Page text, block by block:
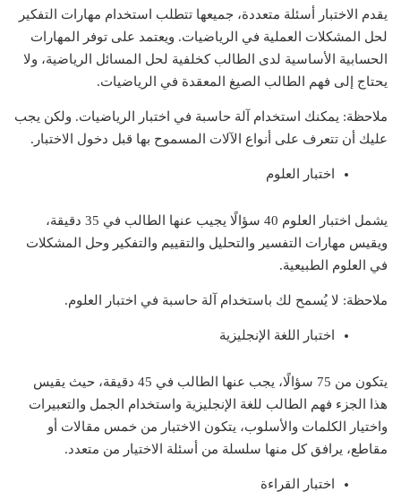
يقدم الاختبار أسئلة متعددة، جميعها تتطلب استخدام مهارات التفكير
لحل المشكلات العملية في الرياضيات. ويعتمد على توفر المهارات
الحسابية الأساسية لدى الطالب كخلفية لحل المسائل الرياضية، ولا
يحتاج إلى فهم الطالب الصيغ المعقدة في الرياضيات.
ملاحظة: يمكنك استخدام آلة حاسبة في اختبار الرياضيات. ولكن يجب
عليك أن تتعرف على أنواع الآلات المسموح بها قبل دخول الاختبار.
اختبار العلوم
يشمل اختبار العلوم 40 سؤالًا يجيب عنها الطالب في 35 دقيقة،
ويقيس مهارات التفسير والتحليل والتقييم والتفكير وحل المشكلات
في العلوم الطبيعية.
ملاحظة: لا يُسمح لك باستخدام آلة حاسبة في اختبار العلوم.
اختبار اللغة الإنجليزية
يتكون من 75 سؤالًا، يجب عنها الطالب في 45 دقيقة، حيث يقيس
هذا الجزء فهم الطالب للغة الإنجليزية واستخدام الجمل والتعبيرات
واختيار الكلمات والأسلوب، يتكون الاختبار من خمس مقالات أو
مقاطع، يرافق كل منها سلسلة من أسئلة الاختيار من متعدد.
اختبار القراءة